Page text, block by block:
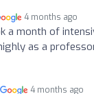
4 months ago
a month of
as a
4 months ago